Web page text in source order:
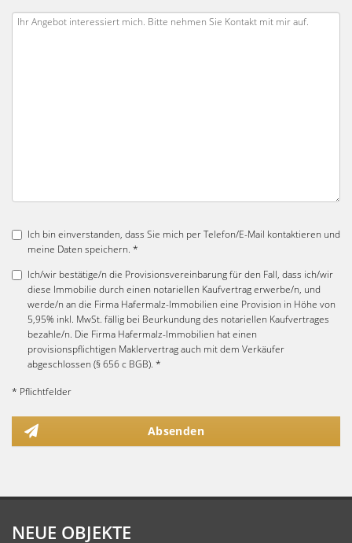
Ich bin einverstanden, dass Sie mich per Telefon/E-Mail kontaktieren und
meine Daten speichern. *
Ich/wir bestätige/n die Provisionsvereinbarung für den Fall, dass ich/wir
diese Immobilie durch einen notariellen Kaufvertrag erwerbe/n, und
werde/n an die Firma Hafermalz-Immobilien eine Provision in Höhe von
5,95% inkl. MwSt. fällig bei Beurkundung des notariellen Kaufvertrages
bezahle/n. Die Firma Hafermalz-Immobilien hat einen
provisionspflichtigen Maklervertrag auch mit dem Verkäufer
abgeschlossen (§ 656 c BGB). *
* Pflichtfelder
Absenden
NEUE OBJEKTE